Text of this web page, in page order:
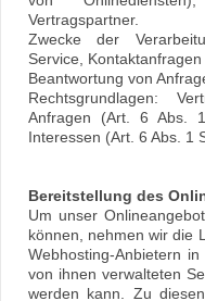
Vertragspartner.
Zwecke der
Service,
Beantwortung von
Rechtsgrundlagen:
Anfragen (Art. 6 Abs.
Interessen (Art. 6 Abs. 1
Bereitstellung des
Um unser
können, nehmen wir die
Webhosting-Anbietern
von ihnen verwalteten
werden kann. Zu